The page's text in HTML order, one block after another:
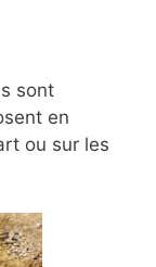
sont
en
ou sur les